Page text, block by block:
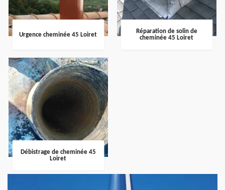
Urgence cheminée 45 Loiret
Réparation de solin de
cheminée 45 Loiret
Débistrage de cheminée 45
Loiret